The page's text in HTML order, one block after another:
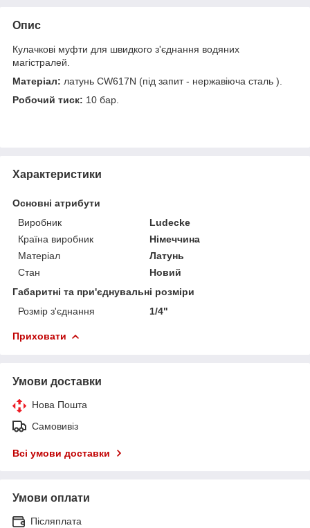
Опис
Кулачкові муфти для швидкого з'єднання водяних
магістралей.
Матеріал: латунь CW617N (під запит - нержавіюча сталь ).
Робочий тиск: 10 бар.
Характеристики
Основні атрибути
Виробник
Ludecke
Країна виробник
Німеччина
Матеріал
Латунь
Стан
Новий
Габаритні та при'єднувальні розміри
Розмір з'єднання
1/4"
Приховати
Умови доставки
Нова Пошта
Самовивіз
Всі умови доставки
Умови оплати
Післяплата